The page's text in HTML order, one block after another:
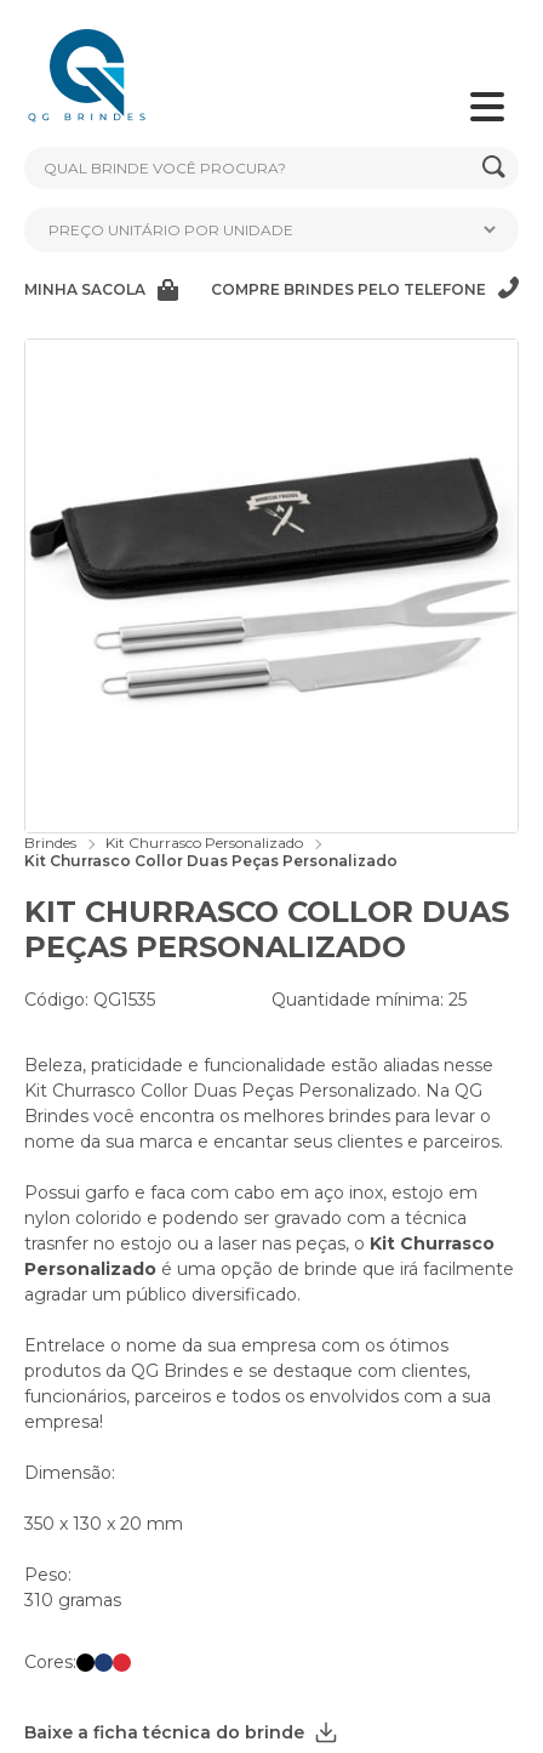
MINHA SACOLA COMPRE BRINDES PELO TELEFONE
Brindes
Kit Churrasco Personalizado
Kit Churrasco Collor Duas Peças Personalizado
KIT CHURRASCO COLLOR DUAS
PEÇAS PERSONALIZADO
Código: QG1535 Quantidade mínima: 25
Beleza, praticidade e funcionalidade estão aliadas nesse
Kit Churrasco Collor Duas Peças Personalizado. Na QG
Brindes você encontra os melhores brindes para levar o
nome da sua marca e encantar seus clientes e parceiros.
Possui garfo e faca com cabo em aço inox, estojo em
nylon colorido e podendo ser gravado com a técnica
trasnfer no estojo ou a laser nas peças, o Kit Churrasco
Personalizado é uma opção de brinde que irá facilmente
agradar um público diversificado.
Entrelace o nome da sua empresa com os ótimos
produtos da QG Brindes e se destaque com clientes,
funcionários, parceiros e todos os envolvidos com a sua
empresa!
Dimensão:
350 x 130 x 20 mm
Peso:
310 gramas
Cores:
Baixe a ficha técnica do brinde